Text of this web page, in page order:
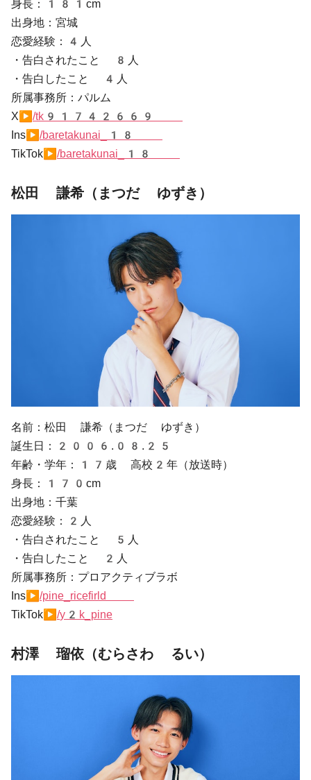
身長：181cm
出身地：宮城
恋愛経験：4人
・告白されたこと 8人
・告白したこと 4人
所属事務所：パルム
X▶ /tk91742669
Ins▶ /baretakunai_18
TikTok▶ /baretakunai_18
松田 謙希（まつだ ゆずき）
名前：松田 謙希（まつだ ゆずき）
誕生日：2006.08.25
年齢・学年：17歳 高校2年（放送時）
身長：170cm
出身地：千葉
恋愛経験：2人
・告白されたこと 5人
・告白したこと 2人
所属事務所：プロアクティブラボ
Ins▶ /pine_ricefirld
TikTok▶ /y2k_pine
村澤 瑠依（むらさわ るい）